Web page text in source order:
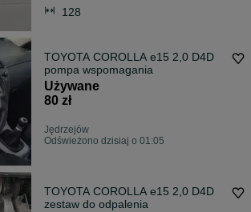
128
TOYOTA COROLLA e15 2,0 D4D
pompa wspomagania
Używane
80 zł
Jędrzejów
Odświeżono dzisiaj o 01:05
TOYOTA COROLLA e15 2,0 D4D
zestaw do odpalenia